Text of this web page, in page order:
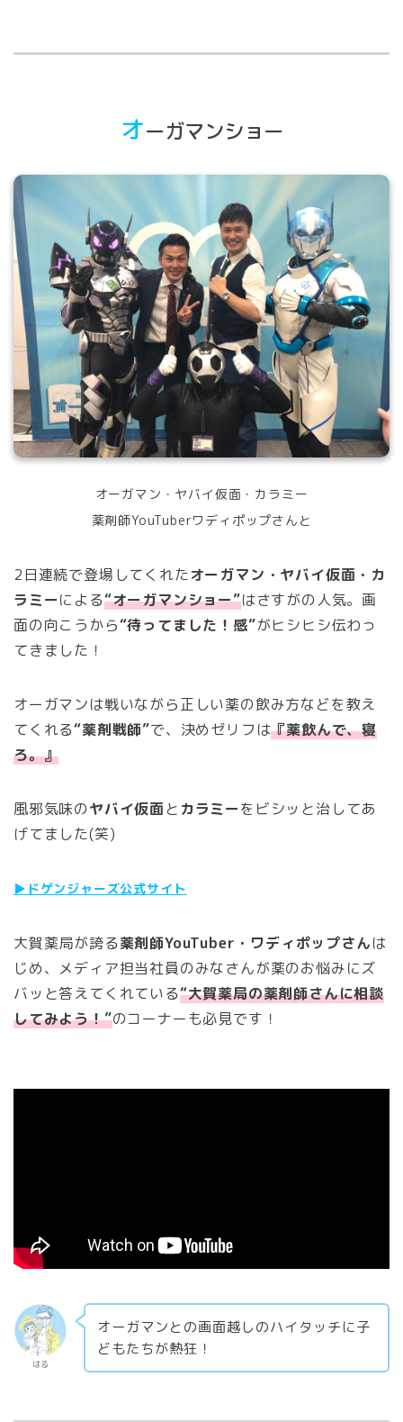
オーガマンショー
オーガマン・ヤバイ仮面・カラミー
薬剤師YouTuberワディポップさんと
2日連続で登場してくれたオーガマン・ヤバイ仮面・カ
ラミーによる“オーガマンショー”はさすがの人気。画
面の向こうから“待ってました！感”がヒシヒシ伝わっ
てきました！
オーガマンは戦いながら正しい薬の飲み方などを教え
てくれる“薬剤戦師”で、決めゼリフは『薬飲んで、寝
ろ。』
風邪気味のヤバイ仮面と カラミーをビシッと治してあ
げてました(笑)
▶︎ドゲンジャーズ公式サイト
大賀薬局が誇る薬剤師YouTuber・ワディポップさんは
じめ、メディア担当社員のみなさんが薬のお悩みにズ
バッと答えてくれている“大賀薬局の薬剤師さんに相談
してみよう！”のコーナーも必見です！
はる
オーガマンとの画面越しのハイタッチに子
どもたちが熱狂！